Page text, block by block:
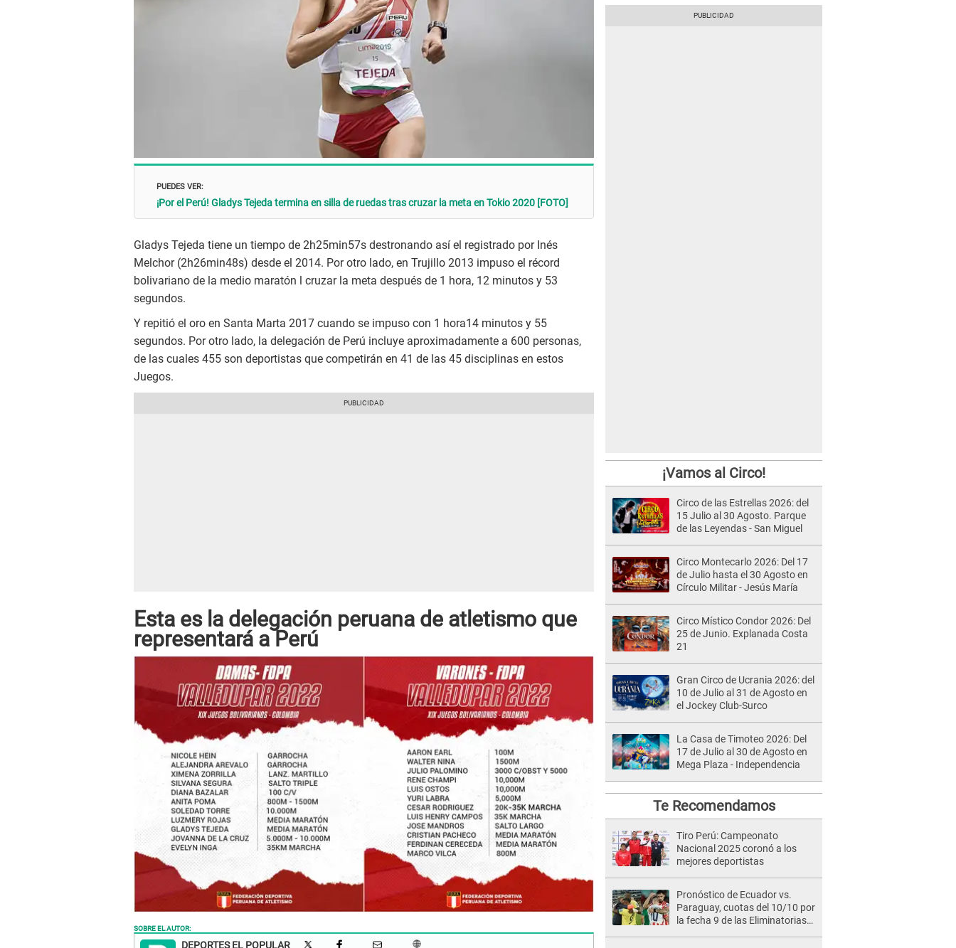
PUEDES VER:
¡Por el Perú! Gladys Tejeda termina en silla de ruedas tras cruzar la meta en Tokio 2020 [FOTO]
Gladys Tejeda tiene un tiempo de 2h25min57s destronando así el registrado por Inés
Melchor (2h26min48s) desde el 2014. Por otro lado, en Trujillo 2013 impuso el récord
bolivariano de la medio maratón l cruzar la meta después de 1 hora, 12 minutos y 53
segundos.
Y repitió el oro en Santa Marta 2017 cuando se impuso con 1 hora14 minutos y 55
segundos. Por otro lado, la delegación de Perú incluye aproximadamente a 600 personas,
de las cuales 455 son deportistas que competirán en 41 de las 45 disciplinas en estos
Juegos.
Esta es la delegación peruana de atletismo que
representará a Perú
SOBRE EL AUTOR:
DEPORTES EL POPULAR
¡Vamos al Circo!
Circo de las Estrellas 2026: del
15 Julio al 30 Agosto. Parque
de las Leyendas - San Miguel
Circo Montecarlo 2026: Del 17
de Julio hasta el 30 Agosto en
Círculo Militar - Jesús María
Circo Místico Condor 2026: Del
25 de Junio. Explanada Costa
21
Gran Circo de Ucrania 2026: del
10 de Julio al 31 de Agosto en
el Jockey Club-Surco
La Casa de Timoteo 2026: Del
17 de Julio al 30 de Agosto en
Mega Plaza - Independencia
Te Recomendamos
Tiro Perú: Campeonato
Nacional 2025 coronó a los
mejores deportistas
Pronóstico de Ecuador vs.
Paraguay, cuotas del 10/10 por
la fecha 9 de las Eliminatorias